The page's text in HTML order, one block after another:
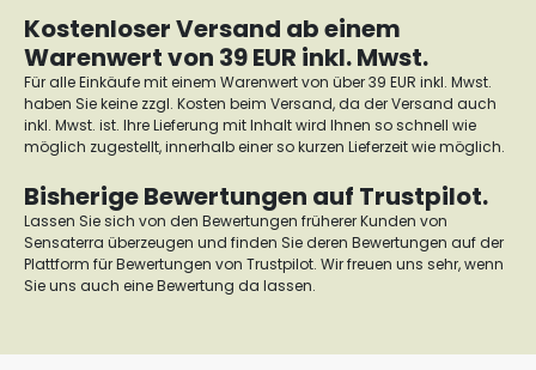
Kostenloser Versand ab einem
Warenwert von 39 EUR inkl. Mwst.
Für alle Einkäufe mit einem Warenwert von über 39 EUR inkl. Mwst.
haben Sie keine zzgl. Kosten beim Versand, da der Versand auch
inkl. Mwst. ist. Ihre Lieferung mit Inhalt wird Ihnen so schnell wie
möglich zugestellt, innerhalb einer so kurzen Lieferzeit wie möglich.
Bisherige Bewertungen auf Trustpilot.
Lassen Sie sich von den Bewertungen früherer Kunden von
Sensaterra überzeugen und finden Sie deren Bewertungen auf der
Plattform für Bewertungen von Trustpilot. Wir freuen uns sehr, wenn
Sie uns auch eine Bewertung da lassen.